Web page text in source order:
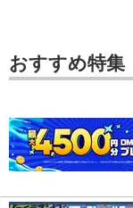
おすすめ特集